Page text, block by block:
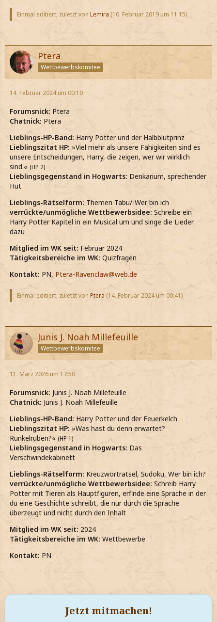
Einmal editiert, zuletzt von Lemira (10. Februar 2019 um 11:15)
Ptera
Wettbewerbskomitee
14. Februar 2024 um 00:10
Forumsnick: Ptera
Chatnick: Ptera
Lieblings-HP-Band: Harry Potter und der Halbblutprinz
Lieblingszitat HP: »Viel mehr als unsere Fähigkeiten sind es
unsere Entscheidungen, Harry, die zeigen, wer wir wirklich
sind.« (HP 2)
Lieblingsgegenstand in Hogwarts: Denkarium, sprechender
Hut
Lieblings-Rätselform: Themen-Tabu/-Wer bin ich
verrückte/unmögliche Wettbewerbsidee: Schreibe ein
Harry Potter Kapitel in ein Musical um und singe die Lieder
dazu
Mitglied im WK seit: Februar 2024
Tätigkeitsbereiche im WK: Quizfragen
Kontakt: PN, Ptera-Ravenclaw@web.de
Einmal editiert, zuletzt von Ptera (14. Februar 2024 um 00:41)
Junis J. Noah Millefeuille
Wettbewerbskomitee
11. März 2026 um 17:50
Forumsnick: Junis J. Noah Millefeuille
Chatnick: Junis J. Noah Millefeuille
Lieblings-HP-Band: Harry Potter und der Feuerkelch
Lieblingszitat HP: »Was hast du denn erwartet?
Runkelrüben?« (HP 1)
Lieblingsgegenstand in Hogwarts: Das
Verschwindekabinett
Lieblings-Rätselform: Kreuzworträtsel, Sudoku, Wer bin ich?
verrückte/unmögliche Wettbewerbsidee: Schreib Harry
Potter mit Tieren als Hauptfiguren, erfinde eine Sprache in der
du eine Geschichte schreibt, die nur durch die Sprache
überzeugt und nicht durch den Inhalt
Mitglied im WK seit: 2024
Tätigkeitsbereiche im WK: Wettbewerbe
Kontakt: PN
Jetzt mitmachen!